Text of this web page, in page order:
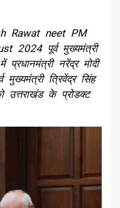
Rawat neet PM
2024 पूर्व मुख्यमंत्री
नरेंद्र मोदी
त्रिवेंद्र सिंह
उत्तराखंड के प्रोडक्ट